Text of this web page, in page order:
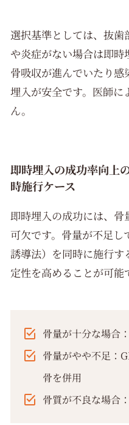
選択基準としては、抜
や炎症がない場合は即時
骨吸収が進んでいたり
埋入が安全です。医師
ん。
即時埋入の成功率向上
時施行ケース
即時埋入の成功には、
可欠です。骨量が不足
誘導法）を同時に施行
定性を高めることが可能
骨量が十分な場合
骨量がやや不足：
骨を併用
骨質が不良な場合